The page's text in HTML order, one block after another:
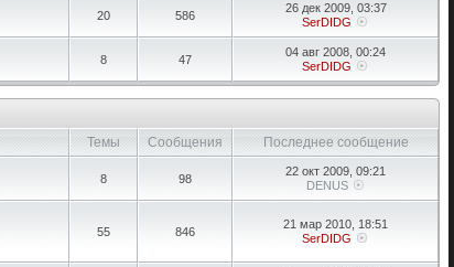
20 586
26 дек 2009, 03:37
SerDIDG
8 47
04 авг 2008, 00:24
SerDIDG
Темы Сообщения
Последнее сообщение
8 98
22 окт 2009, 09:21
DENUS
55 846
21 мар 2010, 18:51
SerDIDG